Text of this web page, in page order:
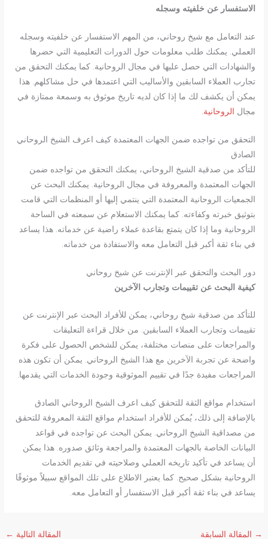
الاستفسار عن خلفيته وسجله
عند التعامل مع شيخ روحاني، من المهم الاستفسار عن خلفيته وسجله
العملي. يمكنك طلب معلومات حول الدورات التعليمية التي حضرها
والشهادات التي حصل عليها في مجال الروحانية. كما يمكنك التحقق من
تجارب العملاء السابقين والأساليب التي اعتمدها في حل مشاكلهم. هذا
يمكن أن يكشف لك ما إذا كان لديه تاريخ موثوق به وسمعة ممتازة في
مجال الروحانية.
التحقق من تواجده ضمن الجهات المعتمدة كيف اعرف الشيخ الروحاني
الصادق
للتأكد من صدقية الشيخ الروحاني، يمكنك التحقق من تواجده ضمن
الجهات المعتمدة والمعروفة في مجال الروحانية. يمكنك البحث عن
الجمعيات الروحانية المعتمدة التي ينتمي إليها أو المنظمات التي قامت
بتوثيق خبرته وكفاءته. كما يمكنك الاستعلام عن سمعته في الساحة
الروحانية وما إذا كان يتمتع بقاعدة عملاء راضية عن خدماته. هذا يساعد
في بناء ثقة أكبر قبل التعامل معه والاستفادة من خدماته.
دور البحث والتحقق عبر الإنترنت عن شيخ روحاني
كيفية البحث عن تقييمات وتجارب الآخرين
للتأكد من صدقية شيخ روحاني، يمكن للأفراد البحث عبر الإنترنت عن
تقييمات وتجارب العملاء السابقين. من خلال قراءة التعليقات
والمراجعات على منصات مختلفة، يمكن للشخص الحصول على فكرة
واضحة عن تجربة الآخرين مع هذا الشيخ الروحاني. يمكن أن تكون هذه
المراجعات مفيدة جدًا في تقييم الموثوقية وجودة الخدمات التي يقدمها.
استخدام مواقع الثقة للتحقق كيف اعرف الشيخ الروحاني الصادق
بالإضافة إلى ذلك، يُمكن للأفراد استخدام مواقع الثقة المعروفة للتحقق
من مصداقية الشيخ الروحاني. يمكن البحث عن تواجده في قواعد
البيانات الخاصة بالجهات المعتمدة والمراجعة وثائق صدوره. هذا يمكن
أن يساعد في تأكيد تاريخه العملي وصلاحيته في تقديم الخدمات
الروحانية بشكل صحيح. كما يعتبر الاطلاع على تلك المواقع سبيلاً موثوقًا
يساعد في بناء ثقة أكبر قبل الاستفسار أو التعامل معه.
→ المقالة السابقة المقالة التالية ←